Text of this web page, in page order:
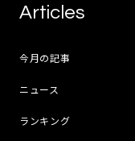
Articles
今月の記事
ニュース
ランキング